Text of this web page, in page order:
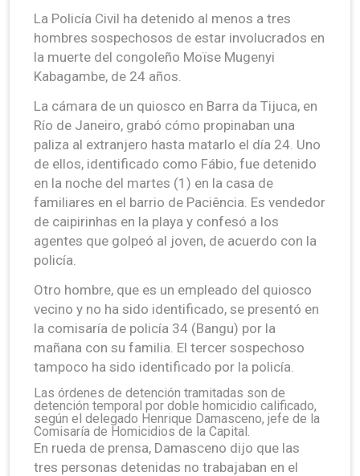
La Policía Civil ha detenido al menos a tres
hombres sospechosos de estar involucrados en
la muerte del congoleño Moïse Mugenyi
Kabagambe, de 24 años.
La cámara de un quiosco en Barra da Tijuca, en
Río de Janeiro, grabó cómo propinaban una
paliza al extranjero hasta matarlo el día 24. Uno
de ellos, identificado como Fábio, fue detenido
en la noche del martes (1) en la casa de
familiares en el barrio de Paciência. Es vendedor
de caipirinhas en la playa y confesó a los
agentes que golpeó al joven, de acuerdo con la
policía.
Otro hombre, que es un empleado del quiosco
vecino y no ha sido identificado, se presentó en
la comisaría de policía 34 (Bangu) por la
mañana con su familia. El tercer sospechoso
tampoco ha sido identificado por la policía.
Las órdenes de detención tramitadas son de
detención temporal por doble homicidio calificado,
según el delegado Henrique Damasceno, jefe de la
Comisaría de Homicidios de la Capital.
En rueda de prensa, Damasceno dijo que las
tres personas detenidas no trabajaban en el